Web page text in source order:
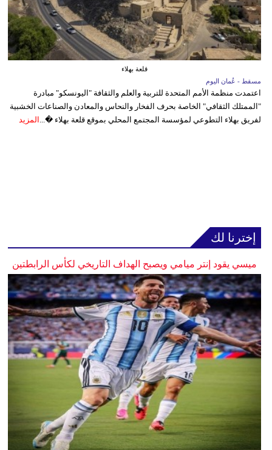
قلعة بهلاء
مسقط - عُمان اليوم
اعتمدت منظمة الأمم المتحدة للتربية والعلم والثقافة "اليونسكو" مبادرة
"الممتلك الثقافي" الخاصة بحرف الفخار والنحاس والمعادن والصناعات الخشبية
لفريق بهلاء التطوعي لمؤسسة المجتمع المحلي بموقع قلعة بهلاء �... المزيد
إخترنا لك
ميسي يقود إنتر ميامي ويصبح الهداف التاريخي لكأس الرابطتين